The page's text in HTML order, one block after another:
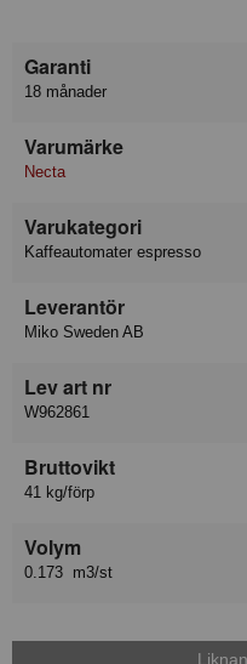
Garanti
18 månader
Varumärke
Necta
Varukategori
Kaffeautomater espresso
Leverantör
Miko Sweden AB
Lev art nr
W962861
Bruttovikt
41 kg/förp
Volym
0.173 m3/st